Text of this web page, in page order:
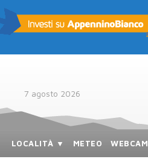
7 agosto 2026
LOCALITÀ ▼ METEO WEBCAM